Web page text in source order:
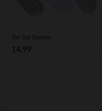
3er-Set Socken
14.99